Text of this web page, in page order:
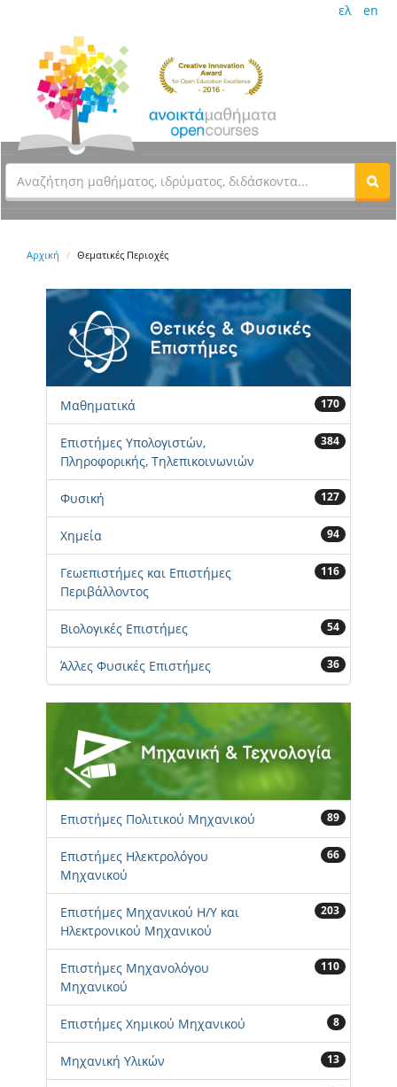
ελ en
Αρχική Θεματικές Περιοχές
Μαθηματικά 170
Επιστήμες Υπολογιστών,
Πληροφορικής, Τηλεπικοινωνιών
384
Φυσική 127
Χημεία 94
Γεωεπιστήμες και Επιστήμες
Περιβάλλοντος
116
Βιολογικές Επιστήμες 54
Άλλες Φυσικές Επιστήμες 36
Επιστήμες Πολιτικού Μηχανικού 89
Επιστήμες Ηλεκτρολόγου
Μηχανικού
66
Επιστήμες Μηχανικού Η/Υ και
Ηλεκτρονικού Μηχανικού
203
Επιστήμες Μηχανολόγου
Μηχανικού
110
Επιστήμες Χημικού Μηχανικού 8
Μηχανική Υλικών 13